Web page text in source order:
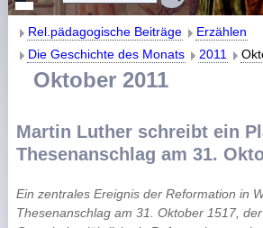
und Bildung
Rel.pädagogische Beiträge
Erzählen
Die Geschichte des Monats
2011
Oktober 2011
Martin Luther schreibt ein
Thesenanschlag am 31.
Ein zentrales Ereignis der Reformation in
Thesenanschlag am 31. Oktober 1517,